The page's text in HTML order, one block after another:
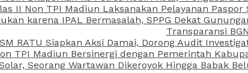
II Non TPI Madiun Laksanakan Pelayanan
karena IPAL Bermasalah, SPPG Dekat
Transparansi BGN
RATU Siapkan Aksi Damai, Dorong Audit
TPI Madiun Bersinergi dengan Pemerintah
Seorang Wartawan Dikeroyok Hingga Babak